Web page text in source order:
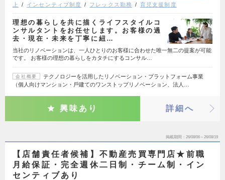
上
インセンティブ制度 フレックス勤務 育児支援制度
理想の暮らしを共に描くライフスタイルコ
ンサルタントをお任せします。お客様の過
去・現在・未来を丁寧に紐…
当社のリノベーションは、一人ひとりのお客様に合わせた唯一無二の提案が可能
です。 お客様の理想の暮らしをカタチにするコンサル…
会社概要
テクノロジーを活⽤したリノベーション・プラットフォーム事業
（個⼈向けマンション・⼾建てのワンストップリノベーション、法⼈…
興味あり 詳細へ
掲載期間 26/08/06～26/08/19
【店舗責任者候補】不動産売買専門店★前職
月給保証・完全週休二日制・チーム制・イン
センティブあり